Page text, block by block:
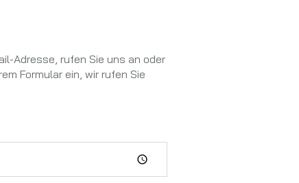
Adresse, rufen Sie uns an oder
Formular ein, wir rufen Sie